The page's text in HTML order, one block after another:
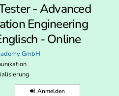
- Advanced
Engineering
- Online
GmbH
Anmelden